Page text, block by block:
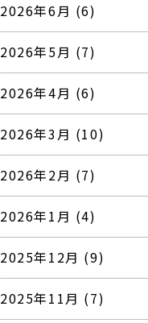
2026年6月 (6)
2026年5月 (7)
2026年4月 (6)
2026年3月 (10)
2026年2月 (7)
2026年1月 (4)
2025年12月 (9)
2025年11月 (7)